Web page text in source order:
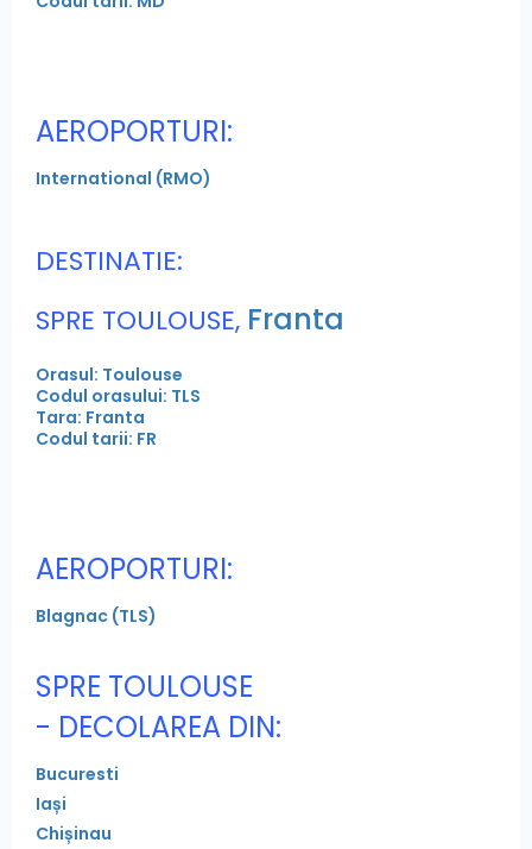
AEROPORTURI:
International (RMO)
DESTINATIE:
SPRE TOULOUSE, Franta
Orasul: Toulouse
Codul orasului: TLS
Tara: Franta
Codul tarii: FR
AEROPORTURI:
Blagnac (TLS)
SPRE TOULOUSE
- DECOLAREA DIN:
Bucuresti
Iași
Chișinau